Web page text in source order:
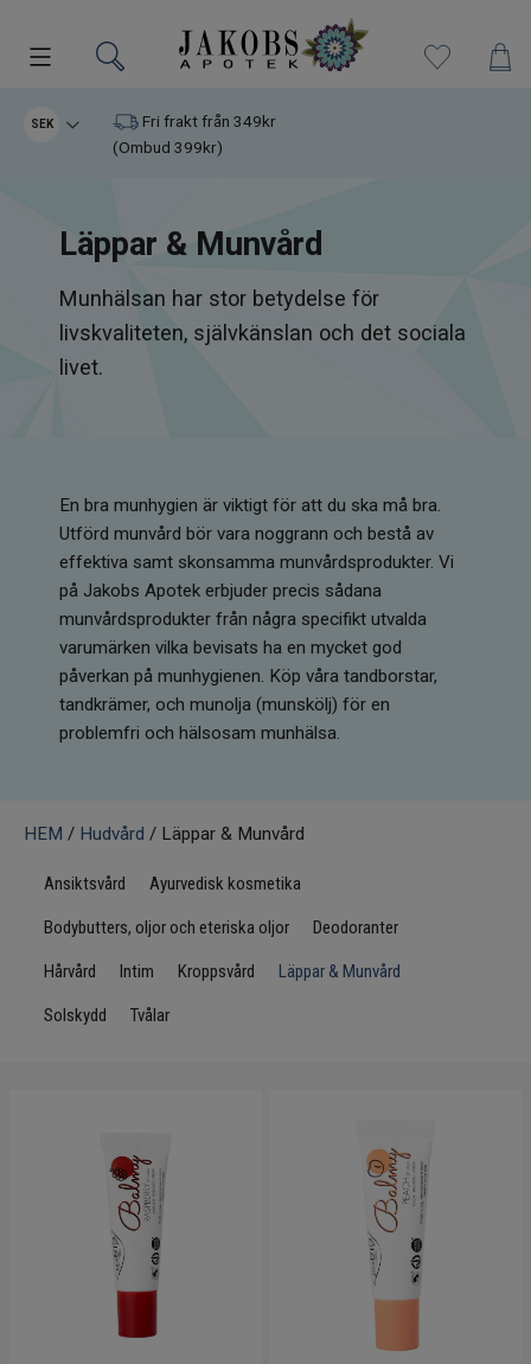
Kampanjer
Varumärken
Kosttillskott
Superfood
Infrarött Ljus
Vattenrening & Övrigt
Transdermala plåster
Fyndlådan
SEK
Fri frakt från 349kr
(Ombud 399kr)
Läppar & Munvård
Munhälsan har stor betydelse för
livskvaliteten, självkänslan och det sociala
livet.
En bra munhygien är viktigt för att du ska må bra.
Utförd munvård bör vara noggrann och bestå av
effektiva samt skonsamma munvårdsprodukter. Vi
på Jakobs Apotek erbjuder precis sådana
munvårdsprodukter från några specifikt utvalda
varumärken vilka bevisats ha en mycket god
påverkan på munhygienen. Köp våra tandborstar,
tandkrämer, och munolja (munskölj) för en
problemfri och hälsosam munhälsa.
HEM / Hudvård / Läppar & Munvård
Ansiktsvård Ayurvedisk kosmetika
Bodybutters, oljor och eteriska oljor Deodoranter
Hårvård Intim Kroppsvård Läppar & Munvård
Solskydd Tvålar